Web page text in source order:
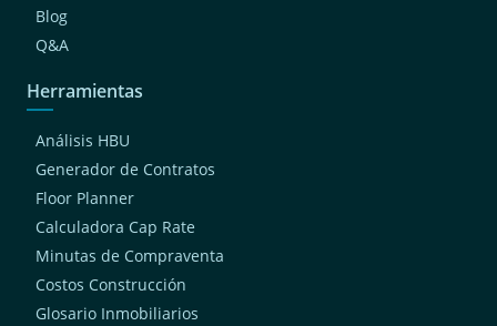
Blog
Q&A
Herramientas
Análisis HBU
Generador de Contratos
Floor Planner
Calculadora Cap Rate
Minutas de Compraventa
Costos Construcción
Glosario Inmobiliarios